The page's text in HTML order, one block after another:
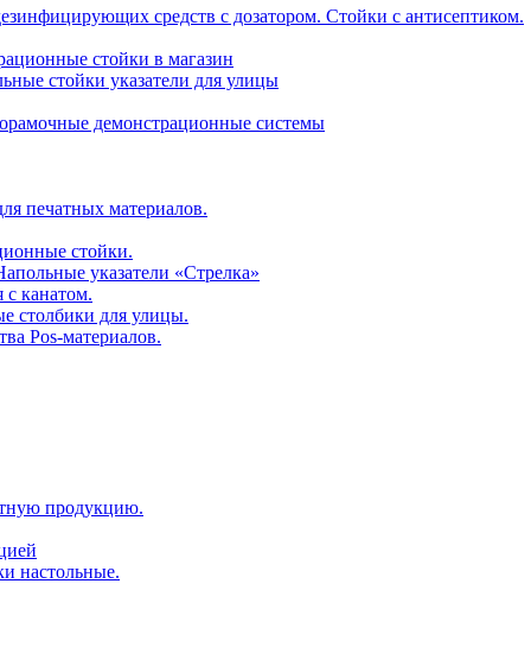
средств с дозатором. Стойки с антисептиком.
стойки в магазин
стойки указатели для улицы
демонстрационные системы
печатных материалов.
стойки.
указатели «Стрелка»
канатом.
столбики для улицы.
Pos-материалов.
продукцию.
настольные.